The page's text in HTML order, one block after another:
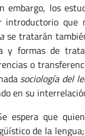
los
introductorio que
se tratarán
y formas de
o
sociología del
en su
que quien
de la